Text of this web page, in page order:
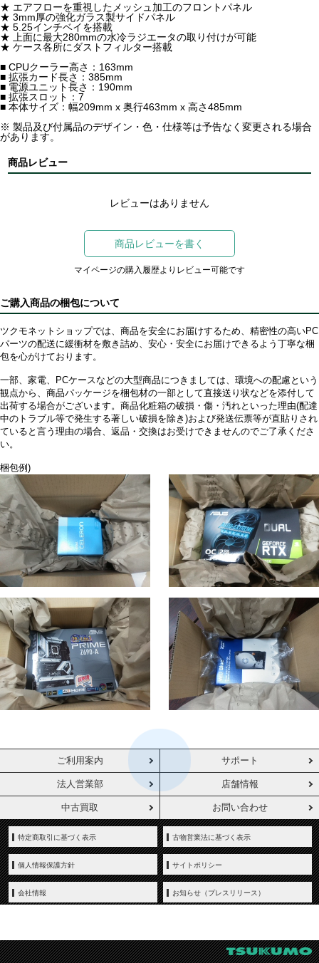
★ エアフローを重視したメッシュ加工のフロントパネル
★ 3mm厚の強化ガラス製サイドパネル
★ 5.25インチベイを搭載
★ 上面に最大280mmの水冷ラジエータの取り付けが可能
★ ケース各所にダストフィルター搭載
■ CPUクーラー高さ：163mm
■ 拡張カード長さ：385mm
■ 電源ユニット長さ：190mm
■ 拡張スロット：7
■ 本体サイズ：幅209mm x 奥行463mm x 高さ485mm
※ 製品及び付属品のデザイン・色・仕様等は予告なく変更される場合
があります。
商品レビュー
レビューはありません
商品レビューを書く
マイページの購入履歴よりレビュー可能です
ご購入商品の梱包について
ツクモネットショップでは、商品を安全にお届けするため、精密性の高いPC
パーツの配送に緩衝材を敷き詰め、安心・安全にお届けできるよう丁寧な梱
包を心がけております。
一部、家電、PCケースなどの大型商品につきましては、環境への配慮という
観点から、商品パッケージを梱包材の一部として直接送り状などを添付して
出荷する場合がございます。商品化粧箱の破損・傷・汚れといった理由(配達
中のトラブル等で発生する著しい破損を除き)および発送伝票等が直貼りされ
ていると言う理由の場合、返品・交換はお受けできませんのでご了承くださ
い。
梱包例)
ご利用案内 サポート
法人営業部 店舗情報
中古買取 お問い合わせ
特定商取引に基づく表示 古物営業法に基づく表示
個人情報保護方針 サイトポリシー
会社情報 お知らせ（プレスリリース）